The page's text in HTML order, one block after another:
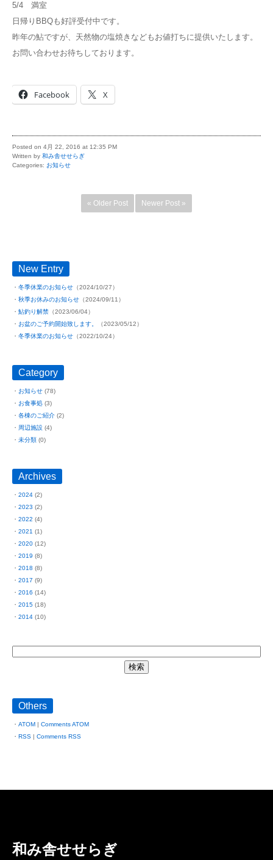
5/4 満室
日帰りBBQも好評受付中です。
昨年の鮎ですが、天然物の塩焼きなどもお値打ちに提供いたします。
お問い合わせお待ちしております。
Facebook X
Posted on 4月 22, 2016 at 12:35 PM
Written by 和み舎せせらぎ
Categories: お知らせ
« Older Post Newer Post »
New Entry
冬季休業のお知らせ （2024/10/27）
秋季お休みのお知らせ （2024/09/11）
鮎釣り解禁 （2023/06/04）
お盆のご予約開始致します。
（2023/05/12）
冬季休業のお知らせ （2022/10/24）
Category
お知らせ (78)
お食事処 (3)
各棟のご紹介 (2)
周辺施設 (4)
未分類 (0)
Archives
2024 (2)
2023 (2)
2022 (4)
2021 (1)
2020 (12)
2019 (8)
2018 (8)
2017 (9)
2016 (14)
2015 (18)
2014 (10)
Others
ATOM | Comments ATOM
RSS | Comments RSS
和み舎せせらぎ